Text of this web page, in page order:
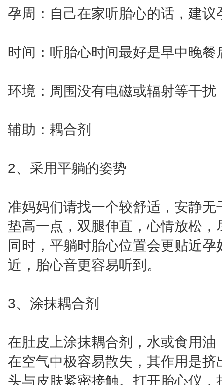
孕周：自己在家听胎心的话，建议
时间：听胎心时间最好是早中晚餐
环境：周围没有电磁或辐射等干扰
辅助：耦合剂
2、采用平躺的姿势
准妈妈们请找一个较舒适，安静
垫高一点，双腿伸直，心情放松
同时，平躺时胎心位置会更贴近
近，胎心音更容易听到。
3、涂抹耦合剂
在肚皮上涂抹耦合剂，水或食用
在空气中极容易散失，其作用是
头与皮肤紧密接触。打开胎心仪